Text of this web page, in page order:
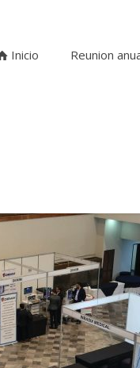
Inicio Reunion